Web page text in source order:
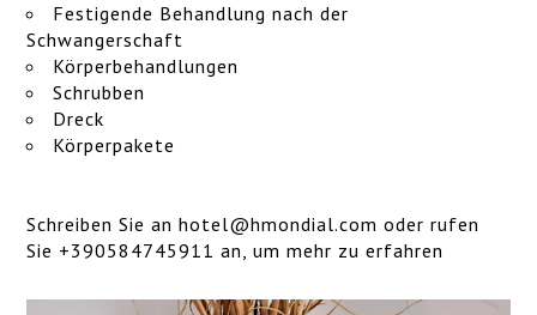
Festigende Behandlung nach der
Schwangerschaft
Körperbehandlungen
Schrubben
Dreck
Körperpakete
Schreiben Sie anhotel@hmondial.com oder rufen
Sie +390584745911 an, um mehr zu erfahren